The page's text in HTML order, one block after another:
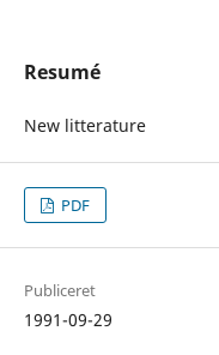
Resumé
New litterature
PDF
Publiceret
1991-09-29